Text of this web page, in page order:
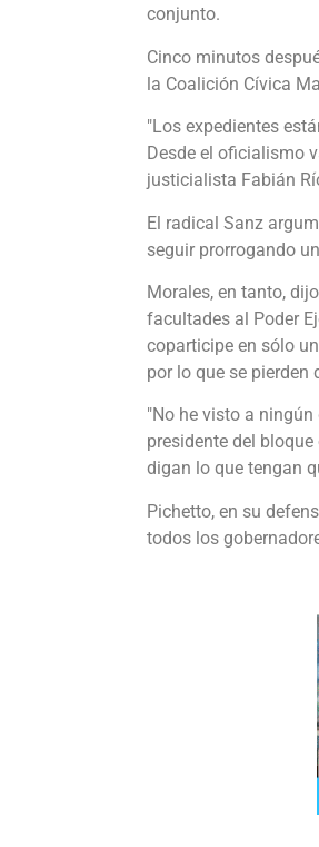
conjunto.
Cinco minutos
la Coalición Cívica
"Los expedientes
Desde el oficialismo
justicialista Fabián
El radical Sanz
seguir prorrogando
Morales, en tanto,
facultades al Poder
coparticipe en sólo
por lo que se pierden
"No he visto a
presidente del
digan lo que tengan
Pichetto, en su
todos los